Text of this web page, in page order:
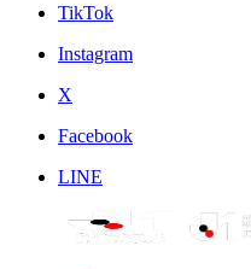
TikTok
Instagram
X
Facebook
LINE